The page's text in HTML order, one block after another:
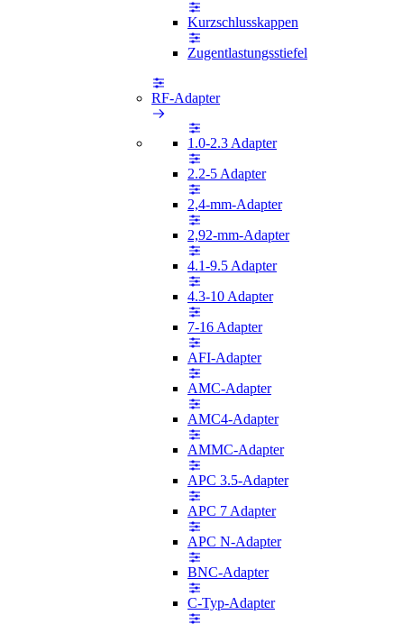
Kurzschlusskappen
Zugentlastungsstiefel
RF-Adapter
1.0-2.3 Adapter
2.2-5 Adapter
2,4-mm-Adapter
2,92-mm-Adapter
4.1-9.5 Adapter
4.3-10 Adapter
7-16 Adapter
AFI-Adapter
AMC-Adapter
AMC4-Adapter
AMMC-Adapter
APC 3.5-Adapter
APC 7 Adapter
APC N-Adapter
BNC-Adapter
C-Typ-Adapter